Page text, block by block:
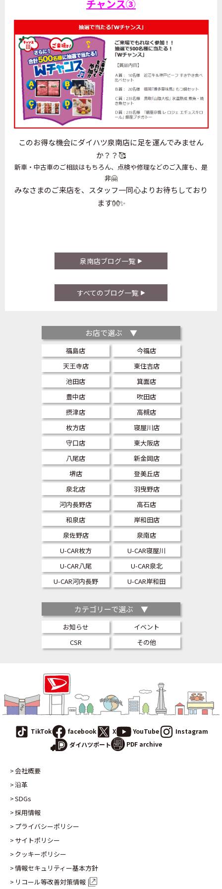
チャンス③
このお得な機会にダイハツ泉南店に足を運んでみません
か？？🥰
新車・中古車のご相談はもちろん、点検や修理などのご入庫も、是
非🤗
みなさまのご来店を、スタッフ一同心よりお待ちしており
ます👐✨
泉南店ブログ一覧
すべてのブログ一覧
お店で選ぶ ▼
福島店
今福店
天王寺店
東住吉店
池田店
箕面店
豊中店
吹田店
摂津店
高槻店
枚方店
寝屋川店
守口店
東大阪店
八尾店
新金岡店
堺店
登美丘店
泉北店
羽曳野店
河内長野店
高石店
和泉店
岸和田店
泉佐野店
泉南店
U-CAR枚方
U-CAR寝屋川
U-CAR八尾
U-CAR泉北
U-CAR河内長野
U-CAR岸和田
カテゴリーで選ぶ ▼
お知らせ
イベント
CSR
その他
TikTok facebook X YouTube
Instagram
ダイハツポート
PDF archive
会社概要
沿革
SDGs
採用情報
プライバシーポリシー
サイトポリシー
クッキーポリシー
情報セキュリティー基本方針
リコール等改善対策情報